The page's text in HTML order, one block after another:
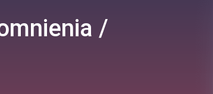
/